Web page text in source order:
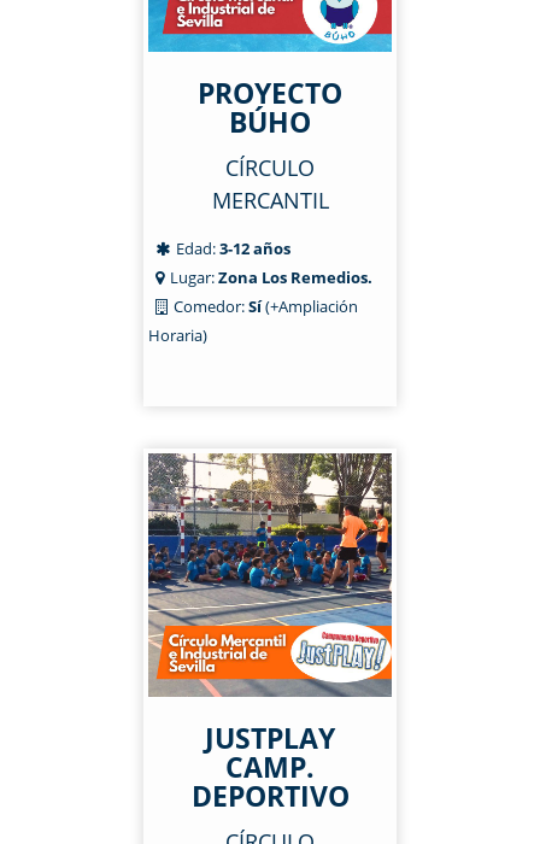
PROYECTO
BÚHO
CÍRCULO
MERCANTIL
Edad:3-12 años
Lugar:Zona Los Remedios.
Comedor:Sí(+Ampliación
Horaria)
JUSTPLAY
CAMP.
DEPORTIVO